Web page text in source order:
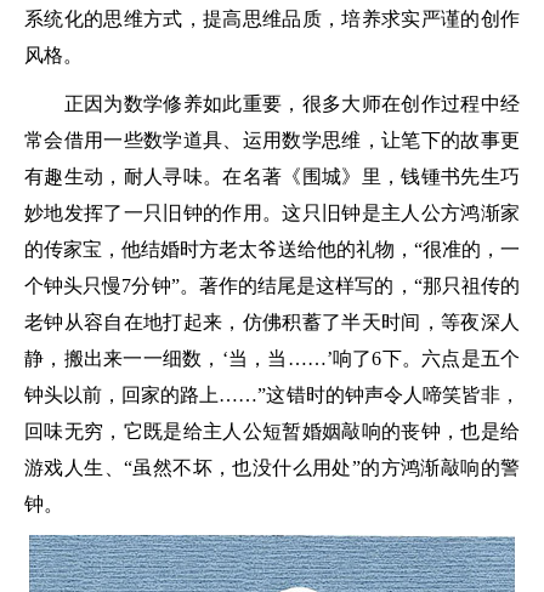
系统化的思维方式，提高思维品质，培养求实严谨的创作
风格。
正因为数学修养如此重要，很多大师在创作过程中经
常会借用一些数学道具、运用数学思维，让笔下的故事更
有趣生动，耐人寻味。在名著《围城》里，钱锺书先生巧
妙地发挥了一只旧钟的作用。这只旧钟是主人公方鸿渐家
的传家宝，他结婚时方老太爷送给他的礼物，“很准的，一
个钟头只慢7分钟”。著作的结尾是这样写的，“那只祖传的
老钟从容自在地打起来，仿佛积蓄了半天时间，等夜深人
静，搬出来一一细数，‘当，当……’响了6下。六点是五个
钟头以前，回家的路上……”这错时的钟声令人啼笑皆非，
回味无穷，它既是给主人公短暂婚姻敲响的丧钟，也是给
游戏人生、“虽然不坏，也没什么用处”的方鸿渐敲响的警
钟。